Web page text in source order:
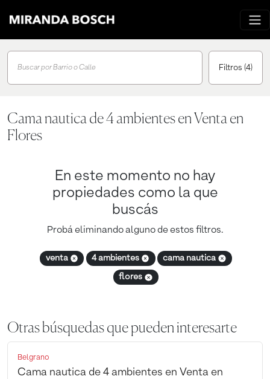
Buscar por Barrio o Calle Filtros (4)
Cama nautica de 4 ambientes en Venta en
Flores
En este momento no hay
propiedades como la que
buscás
Probá eliminando alguno de estos filtros.
venta 4 ambientes cama nautica
flores
Otras búsquedas que pueden interesarte
Belgrano
Cama nautica de 4 ambientes en Venta en